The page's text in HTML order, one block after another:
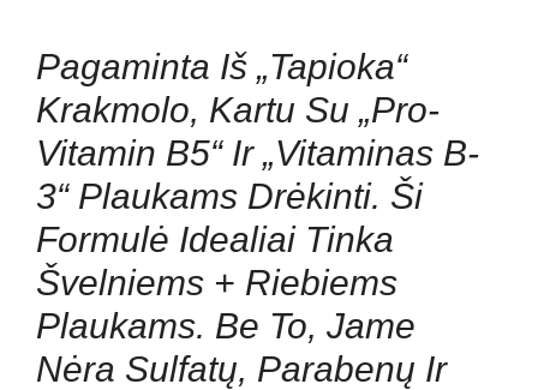
Pagaminta Iš „Tapioka“
Krakmolo, Kartu Su „Pro-
Vitamin B5“ Ir „Vitaminas B-
3“ Plaukams Drėkinti. Ši
Formulė Idealiai Tinka
Švelniems + Riebiems
Plaukams. Be To, Jame
Nėra Sulfatų, Parabenų Ir